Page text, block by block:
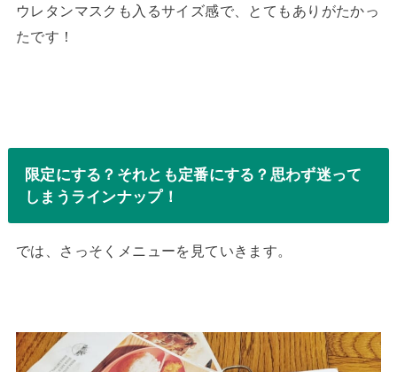
ウレタンマスクも入るサイズ感で、とてもありがたかっ
たです！
限定にする？それとも定番にする？思わず迷って
しまうラインナップ！
では、さっそくメニューを見ていきます。